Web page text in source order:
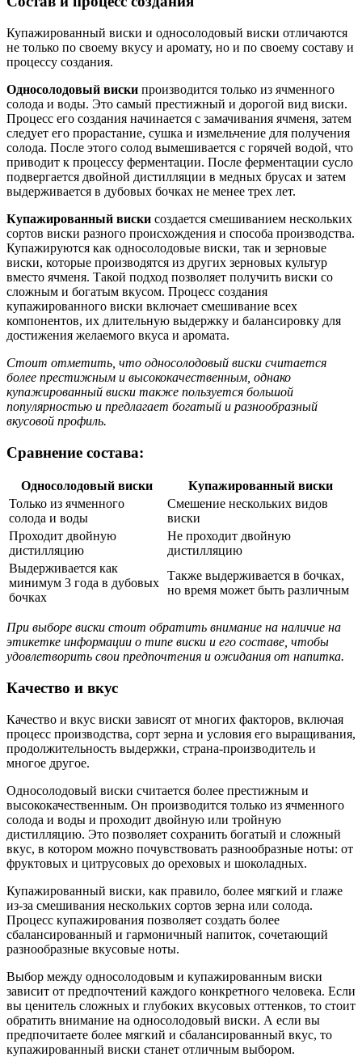
Купажированный виски и односолодовый виски отличаются
не только по своему вкусу и аромату, но и по своему составу и
процессу создания.
Односолодовый виски производится только из ячменного
солода и воды. Это самый престижный и дорогой вид виски.
Процесс его создания начинается с замачивания ячменя, затем
следует его прорастание, сушка и измельчение для получения
солода. После этого солод вымешивается с горячей водой, что
приводит к процессу ферментации. После ферментации сусло
подвергается двойной дистилляции в медных брусах и затем
выдерживается в дубовых бочках не менее трех лет.
Купажированный виски создается смешиванием нескольких
сортов виски разного происхождения и способа производства.
Купажируются как односолодовые виски, так и зерновые
виски, которые производятся из других зерновых культур
вместо ячменя. Такой подход позволяет получить виски со
сложным и богатым вкусом. Процесс создания
купажированного виски включает смешивание всех
компонентов, их длительную выдержку и балансировку для
достижения желаемого вкуса и аромата.
Стоит отметить, что односолодовый виски считается
более престижным и высококачественным, однако
купажированный виски также пользуется большой
популярностью и предлагает богатый и разнообразный
вкусовой профиль.
Сравнение состава:
Односолодовый виски
Купажированный виски
Только из ячменного
солода и воды
Смешение нескольких видов
виски
Проходит двойную
дистилляцию
Не проходит двойную
дистилляцию
Выдерживается как
минимум 3 года в дубовых
бочках
Также выдерживается в бочках,
но время может быть различным
При выборе виски стоит обратить внимание на наличие на
этикетке информации о типе виски и его составе, чтобы
удовлетворить свои предпочтения и ожидания от напитка.
Качество и вкус
Качество и вкус виски зависят от многих факторов, включая
процесс производства, сорт зерна и условия его выращивания,
продолжительность выдержки, страна-производитель и
многое другое.
Односолодовый виски считается более престижным и
высококачественным. Он производится только из ячменного
солода и воды и проходит двойную или тройную
дистилляцию. Это позволяет сохранить богатый и сложный
вкус, в котором можно почувствовать разнообразные ноты: от
фруктовых и цитрусовых до ореховых и шоколадных.
Купажированный виски, как правило, более мягкий и глаже
из-за смешивания нескольких сортов зерна или солода.
Процесс купажирования позволяет создать более
сбалансированный и гармоничный напиток, сочетающий
разнообразные вкусовые ноты.
Выбор между односолодовым и купажированным виски
зависит от предпочтений каждого конкретного человека. Если
вы ценитель сложных и глубоких вкусовых оттенков, то стоит
обратить внимание на односолодовый виски. А если вы
предпочитаете более мягкий и сбалансированный вкус, то
купажированный виски станет отличным выбором.